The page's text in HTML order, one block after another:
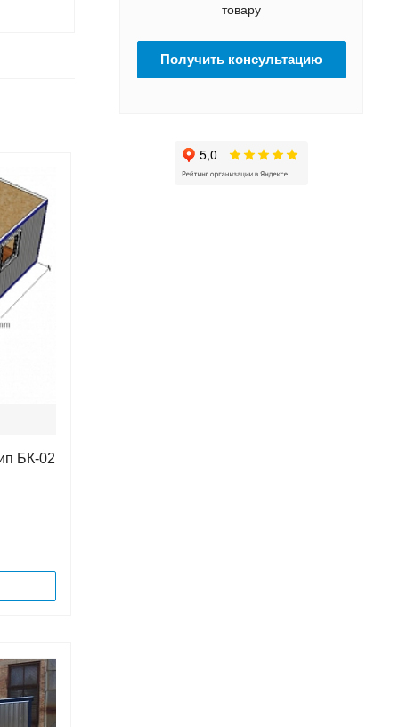
БК-02
товару
Получить консультацию